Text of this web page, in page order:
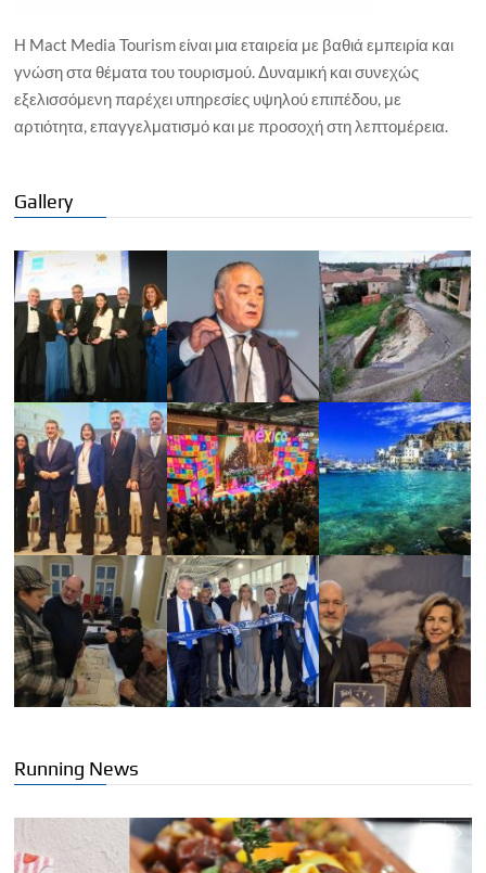
Η Mact Media Tourism είναι μια εταιρεία με βαθιά εμπειρία και
γνώση στα θέματα του τουρισμού. Δυναμική και συνεχώς
εξελισσόμενη παρέχει υπηρεσίες υψηλού επιπέδου, με
αρτιότητα, επαγγελματισμό και με προσοχή στη λεπτομέρεια.
Gallery
Running News